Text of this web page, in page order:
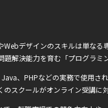
デザインのスキルは単な
解決能力を育む「プログラ
、PHPなどの実務で使用さ
スクールがオンライン受講